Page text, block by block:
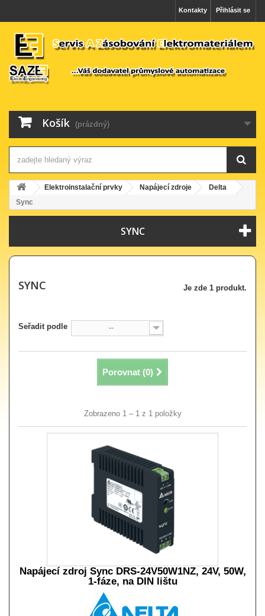
Přihlásit se
Kontakty
Košík (prázdný)
Elektroinstalační prvky Napájecí zdroje
Delta
Sync
SYNC
SYNC Je zde 1 produkt.
Seřadit podle --
Porovnat (0)
Zobrazeno 1 – 1 z 1 položky
Napájecí zdroj Sync DRS-24V50W1NZ, 24V, 50W,
1-fáze, na DIN lištu